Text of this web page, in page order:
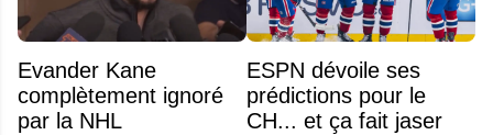
Evander Kane
complètement ignoré
par la NHL
ESPN dévoile ses
prédictions pour le
CH... et ça fait jaser